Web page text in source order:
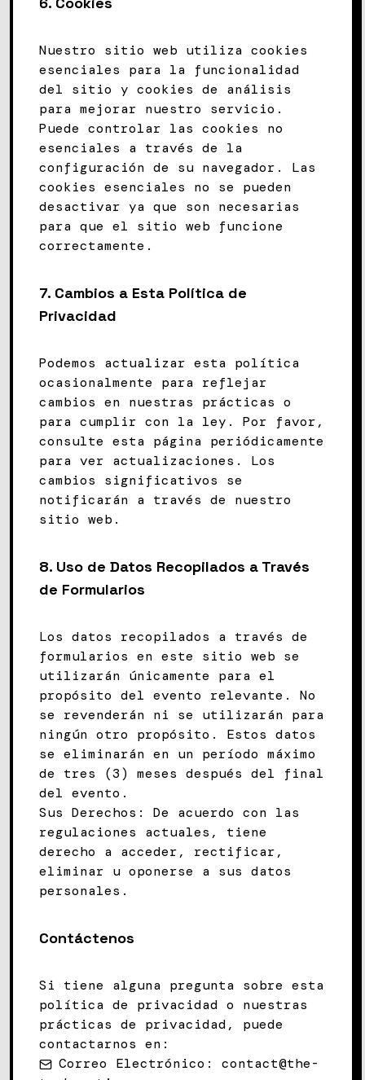
Nuestro sitio web utiliza cookies
esenciales para la funcionalidad
del sitio y cookies de análisis
para mejorar nuestro servicio.
Puede controlar las cookies no
esenciales a través de la
configuración de su navegador. Las
cookies esenciales no se pueden
desactivar ya que son necesarias
para que el sitio web funcione
correctamente.
7. Cambios a Esta Política de
Privacidad
Podemos actualizar esta política
ocasionalmente para reflejar
cambios en nuestras prácticas o
para cumplir con la ley. Por favor,
consulte esta página periódicamente
para ver actualizaciones. Los
cambios significativos se
notificarán a través de nuestro
sitio web.
8. Uso de Datos Recopilados a Través
de Formularios
Los datos recopilados a través de
formularios en este sitio web se
utilizarán únicamente para el
propósito del evento relevante. No
se revenderán ni se utilizarán para
ningún otro propósito. Estos datos
se eliminarán en un período máximo
de tres (3) meses después del final
del evento.
Sus Derechos: De acuerdo con las
regulaciones actuales, tiene
derecho a acceder, rectificar,
eliminar u oponerse a sus datos
personales.
Contáctenos
Si tiene alguna pregunta sobre esta
política de privacidad o nuestras
prácticas de privacidad, puede
contactarnos en:
Correo Electrónico :
contact@the-